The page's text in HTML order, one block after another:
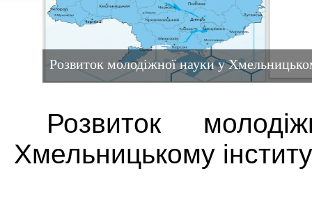
Розвиток молодіжної науки у
Розвиток
Хмельницькому